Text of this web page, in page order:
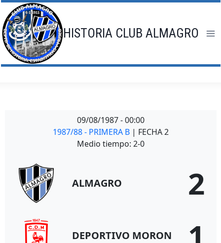
Saltar
al
contenido
HISTORIA CLUB ALMAGRO
09/08/1987 - 00:00
1987/88 - PRIMERA B | FECHA 2
Medio tiempo: 2-0
ALMAGRO 2
DEPORTIVO MORON